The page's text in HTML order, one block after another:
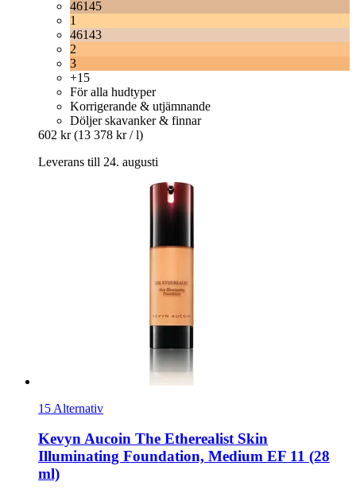
46145
1
46143
2
3
+15
För alla hudtyper
Korrigerande & utjämnande
Döljer skavanker & finnar
602 kr (13 378 kr / l)
Leverans till 24. augusti
15 Alternativ
Kevyn Aucoin The Etherealist Skin
Illuminating Foundation, Medium EF 11 (28
ml)